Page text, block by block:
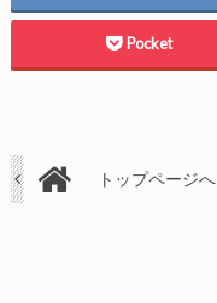
Pocket
トップページへ